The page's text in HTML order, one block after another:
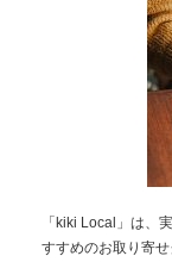
「kiki Local」は、
すすめのお取り寄